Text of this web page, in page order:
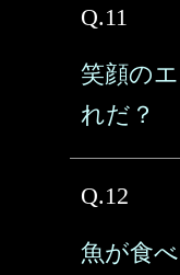
Q.11
笑顔の
れだ？
Q.12
魚が食